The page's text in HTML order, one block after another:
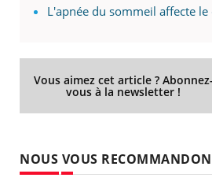
L'apnée du sommeil affecte le
Vous aimez cet article ? Abonnez-
vous à la newsletter !
NOUS VOUS
sur la maladie d'un proche c'est